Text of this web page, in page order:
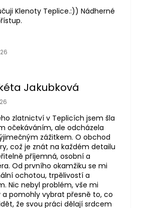
Klenoty Teplice.:)) Nádherné
obchodu je 5 z 5 hvězdiček.
Jakubková
obchodu je 5 z 5 hvězdiček.
zlatnictví v Teplicích jsem šla
očekáváním, ale odcházela
zážitkem. O obchod
což je znát na každém detailu
příjemná, osobní a
Od prvního okamžiku se mi
ochotou, trpělivostí a
Nic nebyl problém, vše mi
pomohly vybrat přesně to, co
že svou práci dělají srdcem